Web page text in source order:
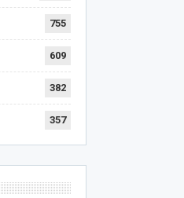
755
609
382
357